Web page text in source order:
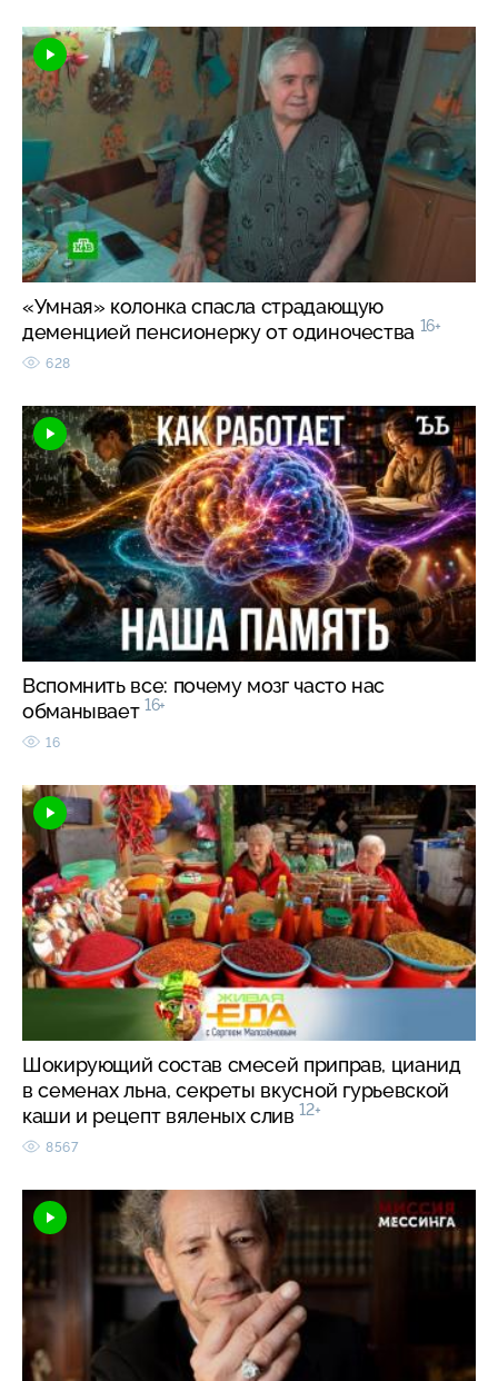
«Умная» колонка спасла страдающую
деменцией пенсионерку от одиночества 16+
628
Вспомнить все: почему мозг часто нас
обманывает 16+
16
Шокирующий состав смесей приправ, цианид
в семенах льна, секреты вкусной гурьевской
каши и рецепт вяленых слив 12+
8567